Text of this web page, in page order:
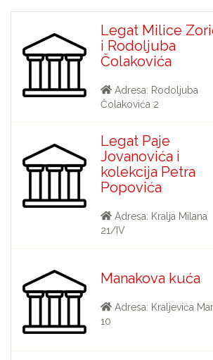
Legat Milice
i Rodoljuba
Čolakovića
Adresa: Rodoljuba
Čolakovića 2
Legat Paje
Jovanovića i
kolekcija Petra
Popovića
Adresa: Kralja Milana
21/IV
Manakova kuća
Adresa: Kraljevića
10